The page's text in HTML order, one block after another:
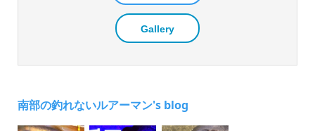
Gallery
南部の釣れないルアーマン's blog